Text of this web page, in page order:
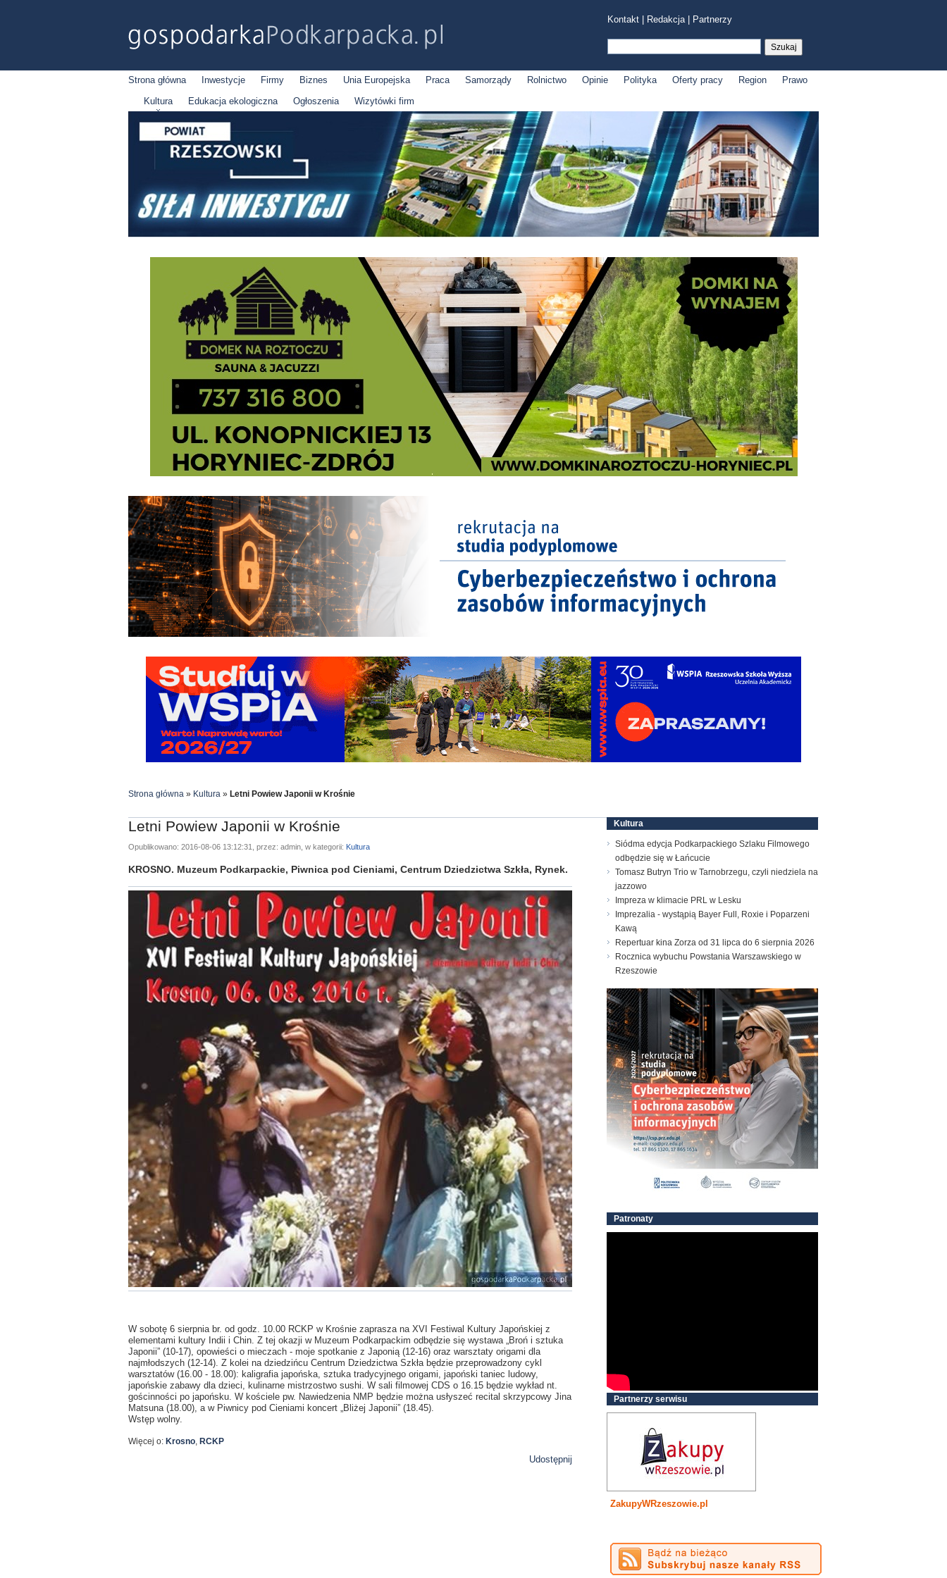
Kontakt Redakcja| Partnerzy
Strona główna Inwestycje Firmy Biznes Unia Europejska Praca Samorządy Rolnictwo Opinie Polityka Oferty pracy Region
Prawo
Kultura
Edukacja ekologiczna Ogłoszenia Wizytówki firm
Strona główna » Kultura » Letni Powiew Japonii w Krośnie
Letni Powiew Japonii w Krośnie
Opublikowano: 2016-08-06 13:12:31, przez: admin, w kategorii: Kultura
KROSNO. Muzeum Podkarpackie, Piwnica pod Cieniami, Centrum Dziedzictwa Szkła, Rynek.
W sobotę 6 sierpnia br. od godz. 10.00 RCKP w Krośnie zaprasza na XVI Festiwal Kultury Japońskiej z
elementami kultury Indii i Chin. Z tej okazji w Muzeum Podkarpackim odbędzie się wystawa „Broń i sztuka
Japonii” (10-17), opowieści o mieczach - moje spotkanie z Japonią (12-16) oraz warsztaty origami dla
najmłodszych (12-14). Z kolei na dziedzińcu Centrum Dziedzictwa Szkła będzie przeprowadzony cykl
warsztatów (16.00 - 18.00): kaligrafia japońska, sztuka tradycyjnego origami, japoński taniec ludowy,
japońskie zabawy dla dzieci, kulinarne mistrzostwo sushi. W sali filmowej CDS o 16.15 będzie wykład nt.
gościnności po japońsku. W kościele pw. Nawiedzenia NMP będzie można usłyszeć recital skrzypcowy Jina
Matsuna (18.00), a w Piwnicy pod Cieniami koncert „Bliżej Japonii” (18.45).
Wstęp wolny.
Więcej o: Krosno, RCKP
Udostępnij
Kultura
Siódma edycja Podkarpackiego Szlaku Filmowego
odbędzie się w Łańcucie
Tomasz Butryn Trio w Tarnobrzegu, czyli niedziela na
jazzowo
Impreza w klimacie PRL w Lesku
Imprezalia - wystąpią Bayer Full, Roxie i Poparzeni
Kawą
Repertuar kina Zorza od 31 lipca do 6 sierpnia 2026
Rocznica wybuchu Powstania Warszawskiego w
Rzeszowie
Patronaty
Partnerzy serwisu
ZakupyWRzeszowie.pl